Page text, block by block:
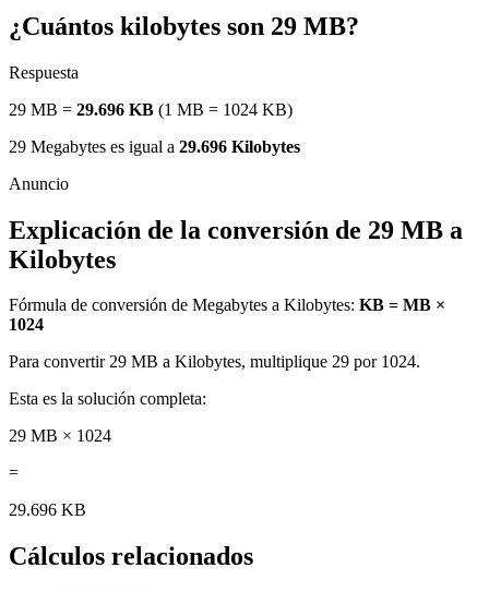
¿Cuántos kilobytes son 29 MB?
Respuesta
29 MB = 29.696 KB (1 MB = 1024 KB)
29 Megabytes es igual a 29.696 Kilobytes
Explicación de la conversión de 29 MB a
Kilobytes
Fórmula de conversión de Megabytes a Kilobytes: KB = MB ×
1024
Para convertir 29 MB a Kilobytes, multiplique 29 por 1024.
Esta es la solución completa:
29 MB × 1024
=
29.696 KB
Cálculos relacionados